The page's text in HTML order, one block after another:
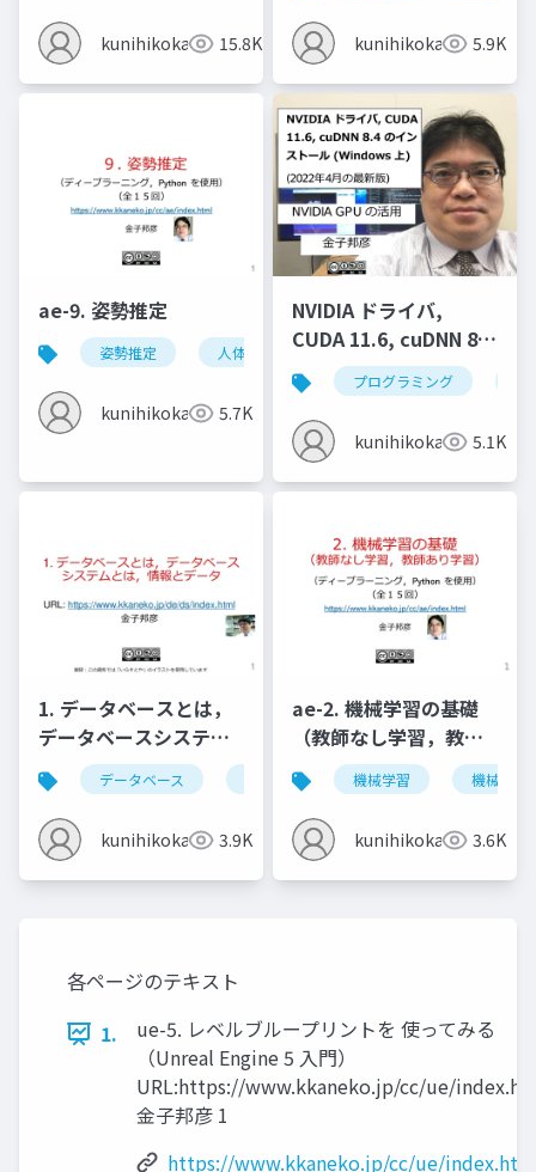
kunihikokaneko15.8K kunihikokaneko5.9K
ae-9. 姿勢推定
姿勢推定 人体の姿勢推定 頭部の姿勢推定
kunihikokaneko5.7K
NVIDIA ドライバ,
CUDA 11.6, cuDNN 8.4
のインストール
(Windows 上) (2022年
4月の最新版)
プログラミング
kunihikokaneko5.1K
1. データベースとは，
データベースシステム
とは，情報とデータ
データベース データベースシステム 情報とデータ
kunihikokaneko3.9K
ae-2. 機械学習の基礎
（教師なし学習，教師
あり学習）
機械学習 機械学習
kunihikokaneko3.6K
各ページのテキスト
1.
ue-5. レベルブループリントを 使ってみる
（Unreal Engine 5 入門）
URL:https://www.kkaneko.jp/cc/ue/
金子邦彦 1
https://www.kkaneko.jp/cc/ue/